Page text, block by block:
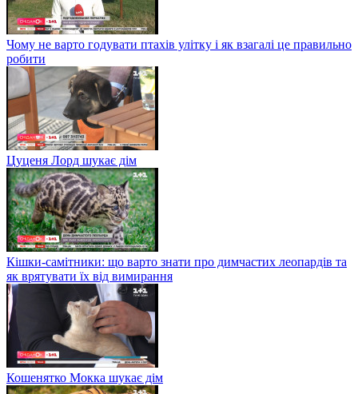
Чому не варто годувати птахів улітку і як взагалі це правильно
робити
Цуценя Лорд шукає дім
Кішки-самітники: що варто знати про димчастих леопардів та
як врятувати їх від вимирання
Кошенятко Мокка шукає дім